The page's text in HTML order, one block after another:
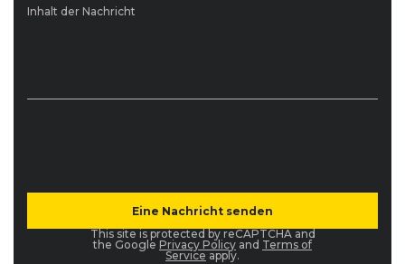
Inhalt der Nachricht
This site is protected by reCAPTCHA and
the Google Privacy Policy and Terms of
Service apply.